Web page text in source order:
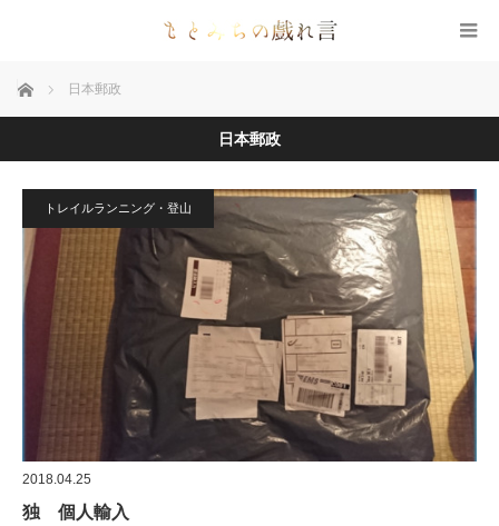
ホーム 日本郵政
日本郵政
トレイルランニング・登山
2018.04.25
独 個人輸入